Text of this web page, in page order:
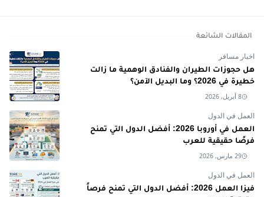
المقالات الشائعة
اخبار مسافر
هل حجوزات الطيران والفنادق الوهمية ما زالت
خطيرة في 2026؟ وما البديل الآمن؟
8 أبريل, 2026
العمل في الدول
العمل في أوروبا 2026: أفضل الدول التي تمنح
فرصًا حقيقية للعرب
29 مارس, 2026
العمل في الدول
فيزا العمل 2026: أفضل الدول التي تمنح فرصاً